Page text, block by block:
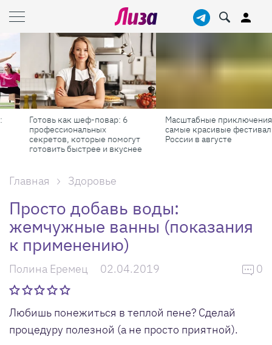
Готовь как шеф-повар: 6
профессиональных
секретов, которые помогут
готовить быстрее и вкуснее
Масштабные приключения:
самые красивые фестивали
России в августе
Главная Здоровье
Просто добавь воды:
жемчужные ванны (показания
к применению)
Полина Еремец 02.04.2019 0
Любишь понежиться в теплой пене? Сделай
процедуру полезной (а не просто приятной).